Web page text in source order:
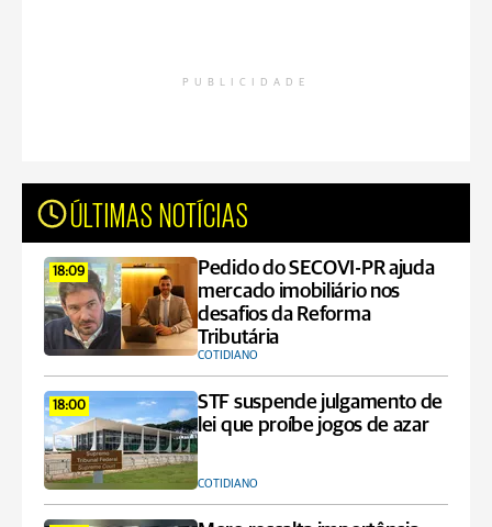
PUBLICIDADE
ÚLTIMAS NOTÍCIAS
18:09
Pedido do SECOVI-PR ajuda
mercado imobiliário nos
desafios da Reforma
Tributária
COTIDIANO
18:00
STF suspende julgamento de
lei que proíbe jogos de azar
COTIDIANO